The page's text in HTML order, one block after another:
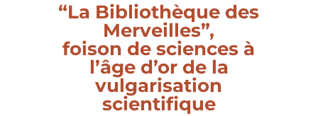
“La Bibliothèque des
Merveilles”,
foison de sciences à
l’âge d’or de la
vulgarisation
scientifique